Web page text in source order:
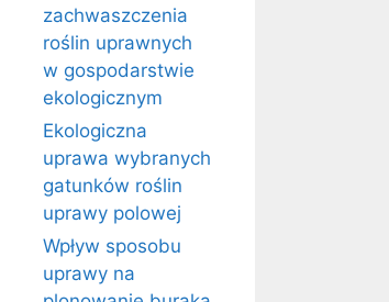
zachwaszczenia
roślin uprawnych
w gospodarstwie
ekologicznym
Ekologiczna
uprawa wybranych
gatunków roślin
uprawy polowej
Wpływ sposobu
uprawy na